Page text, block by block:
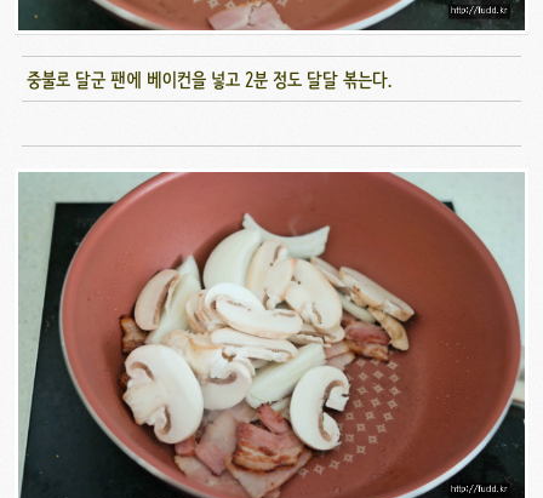
중불로 달군 팬에 베이컨을 넣고 2분 정도 달달 볶는다.